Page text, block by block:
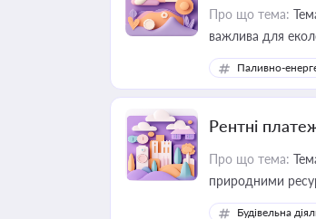
Про що тема:
важлива для
законодавства
Паливно-
Рентні
Про що тема:
природними
Будівельна